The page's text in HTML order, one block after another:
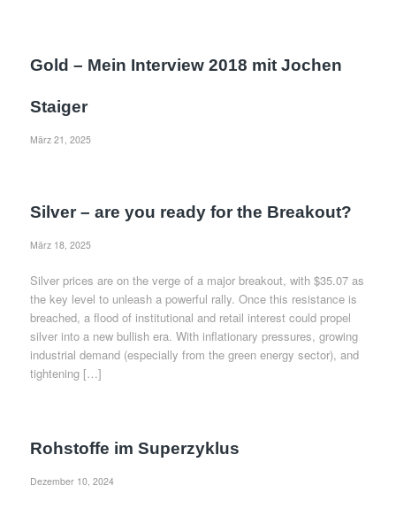
Gold – Mein Interview 2018 mit Jochen
Staiger
März 21, 2025
Silver – are you ready for the Breakout?
März 18, 2025
Silver prices are on the verge of a major breakout, with $35.07 as
the key level to unleash a powerful rally. Once this resistance is
breached, a flood of institutional and retail interest could propel
silver into a new bullish era. With inflationary pressures, growing
industrial demand (especially from the green energy sector), and
tightening […]
Rohstoffe im Superzyklus
Dezember 10, 2024